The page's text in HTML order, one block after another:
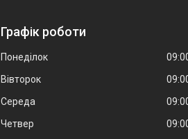
Графік роботи
Понеділок
Вівторок
Середа
Четвер